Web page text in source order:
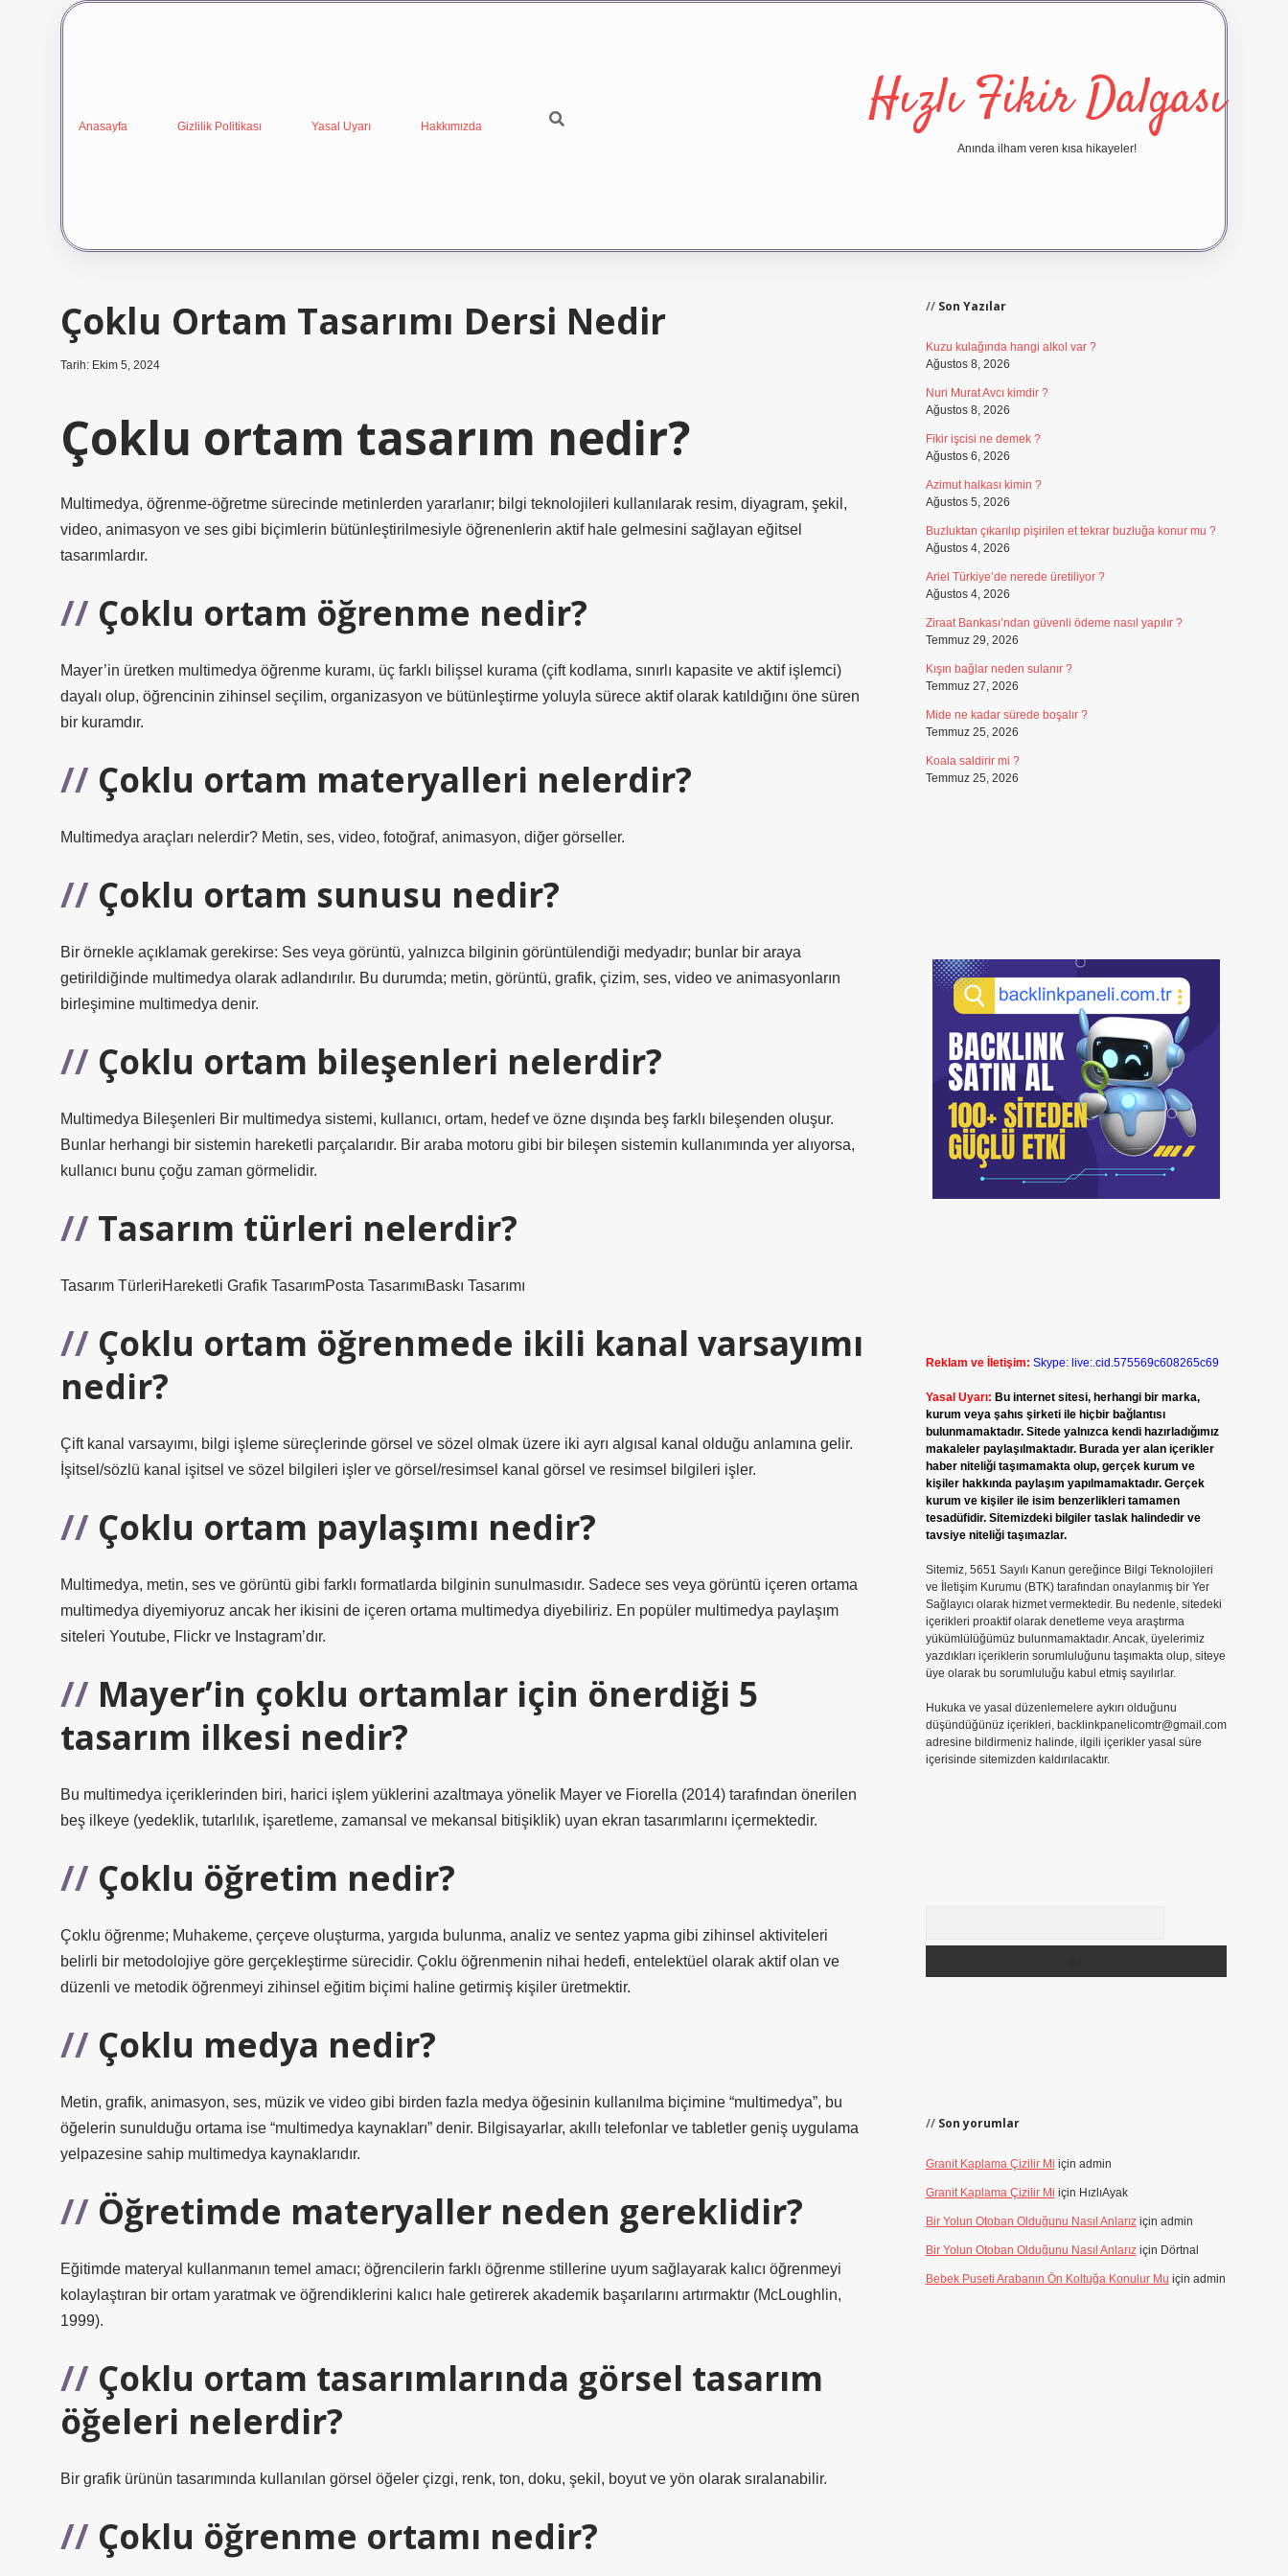
Anasayfa Gizlilik Politikası Yasal Uyarı Hakkımızda Hızlı Fikir Dalgası
Anında ilham veren kısa hikayeler!
Çoklu Ortam Tasarımı Dersi Nedir
Tarih: Ekim 5, 2024
Çoklu ortam tasarım nedir?
Multimedya, öğrenme-öğretme sürecinde metinlerden yararlanır; bilgi teknolojileri kullanılarak resim, diyagram, şekil,
video, animasyon ve ses gibi biçimlerin bütünleştirilmesiyle öğrenenlerin aktif hale gelmesini sağlayan eğitsel
tasarımlardır.
Çoklu ortam öğrenme nedir?
Mayer’in üretken multimedya öğrenme kuramı, üç farklı bilişsel kurama (çift kodlama, sınırlı kapasite ve aktif işlemci)
dayalı olup, öğrencinin zihinsel seçilim, organizasyon ve bütünleştirme yoluyla sürece aktif olarak katıldığını öne süren
bir kuramdır.
Çoklu ortam materyalleri nelerdir?
Multimedya araçları nelerdir? Metin, ses, video, fotoğraf, animasyon, diğer görseller.
Çoklu ortam sunusu nedir?
Bir örnekle açıklamak gerekirse: Ses veya görüntü, yalnızca bilginin görüntülendiği medyadır; bunlar bir araya
getirildiğinde multimedya olarak adlandırılır. Bu durumda; metin, görüntü, grafik, çizim, ses, video ve animasyonların
birleşimine multimedya denir.
Çoklu ortam bileşenleri nelerdir?
Multimedya Bileşenleri Bir multimedya sistemi, kullanıcı, ortam, hedef ve özne dışında beş farklı bileşenden oluşur.
Bunlar herhangi bir sistemin hareketli parçalarıdır. Bir araba motoru gibi bir bileşen sistemin kullanımında yer alıyorsa,
kullanıcı bunu çoğu zaman görmelidir.
Tasarım türleri nelerdir?
Tasarım TürleriHareketli Grafik TasarımPosta TasarımıBaskı Tasarımı
Çoklu ortam öğrenmede ikili kanal varsayımı
nedir?
Çift kanal varsayımı, bilgi işleme süreçlerinde görsel ve sözel olmak üzere iki ayrı algısal kanal olduğu anlamına gelir.
İşitsel/sözlü kanal işitsel ve sözel bilgileri işler ve görsel/resimsel kanal görsel ve resimsel bilgileri işler.
Çoklu ortam paylaşımı nedir?
Multimedya, metin, ses ve görüntü gibi farklı formatlarda bilginin sunulmasıdır. Sadece ses veya görüntü içeren ortama
multimedya diyemiyoruz ancak her ikisini de içeren ortama multimedya diyebiliriz. En popüler multimedya paylaşım
siteleri Youtube, Flickr ve Instagram’dır.
Mayer’in çoklu ortamlar için önerdiği 5
tasarım ilkesi nedir?
Bu multimedya içeriklerinden biri, harici işlem yüklerini azaltmaya yönelik Mayer ve Fiorella (2014) tarafından önerilen
beş ilkeye (yedeklik, tutarlılık, işaretleme, zamansal ve mekansal bitişiklik) uyan ekran tasarımlarını içermektedir.
Çoklu öğretim nedir?
Çoklu öğrenme; Muhakeme, çerçeve oluşturma, yargıda bulunma, analiz ve sentez yapma gibi zihinsel aktiviteleri
belirli bir metodolojiye göre gerçekleştirme sürecidir. Çoklu öğrenmenin nihai hedefi, entelektüel olarak aktif olan ve
düzenli ve metodik öğrenmeyi zihinsel eğitim biçimi haline getirmiş kişiler üretmektir.
Çoklu medya nedir?
Metin, grafik, animasyon, ses, müzik ve video gibi birden fazla medya öğesinin kullanılma biçimine “multimedya”, bu
öğelerin sunulduğu ortama ise “multimedya kaynakları” denir. Bilgisayarlar, akıllı telefonlar ve tabletler geniş uygulama
yelpazesine sahip multimedya kaynaklarıdır.
Öğretimde materyaller neden gereklidir?
Eğitimde materyal kullanmanın temel amacı; öğrencilerin farklı öğrenme stillerine uyum sağlayarak kalıcı öğrenmeyi
kolaylaştıran bir ortam yaratmak ve öğrendiklerini kalıcı hale getirerek akademik başarılarını artırmaktır (McLoughlin,
1999).
Çoklu ortam tasarımlarında görsel tasarım
öğeleri nelerdir?
Bir grafik ürünün tasarımında kullanılan görsel öğeler çizgi, renk, ton, doku, şekil, boyut ve yön olarak sıralanabilir.
Çoklu öğrenme ortamı nedir?
Son Yazılar
Kuzu kulağında hangi alkol var ?
Ağustos 8, 2026
Nuri Murat Avcı kimdir ?
Ağustos 8, 2026
Fikir işcisi ne demek ?
Ağustos 6, 2026
Azimut halkası kimin ?
Ağustos 5, 2026
Buzluktan çıkarılıp pişirilen et tekrar buzluğa konur mu ?
Ağustos 4, 2026
Ariel Türkiye’de nerede üretiliyor ?
Ağustos 4, 2026
Ziraat Bankası’ndan güvenli ödeme nasıl yapılır ?
Temmuz 29, 2026
Kışın bağlar neden sulanır ?
Temmuz 27, 2026
Mide ne kadar sürede boşalır ?
Temmuz 25, 2026
Koala saldirir mi ?
Temmuz 25, 2026
Reklam ve İletişim: Skype: live:.cid.575569c608265c69
Yasal Uyarı: Bu internet sitesi, herhangi bir marka,
kurum veya şahıs şirketi ile hiçbir bağlantısı
bulunmamaktadır. Sitede yalnızca kendi hazırladığımız
makaleler paylaşılmaktadır. Burada yer alan içerikler
haber niteliği taşımamakta olup, gerçek kurum ve
kişiler hakkında paylaşım yapılmamaktadır. Gerçek
kurum ve kişiler ile isim benzerlikleri tamamen
tesadüfidir. Sitemizdeki bilgiler taslak halindedir ve
tavsiye niteliği taşımazlar.
Sitemiz, 5651 Sayılı Kanun gereğince Bilgi Teknolojileri
ve İletişim Kurumu (BTK) tarafından onaylanmış bir Yer
Sağlayıcı olarak hizmet vermektedir. Bu nedenle, sitedeki
içerikleri proaktif olarak denetleme veya araştırma
yükümlülüğümüz bulunmamaktadır. Ancak, üyelerimiz
yazdıkları içeriklerin sorumluluğunu taşımakta olup, siteye
üye olarak bu sorumluluğu kabul etmiş sayılırlar.
Hukuka ve yasal düzenlemelere aykırı olduğunu
düşündüğünüz içerikleri, backlinkpanelicomtr@gmail.com
adresine bildirmeniz halinde, ilgili içerikler yasal süre
içerisinde sitemizden kaldırılacaktır.
Son yorumlar
Granit Kaplama Çizilir Mi için admin
Granit Kaplama Çizilir Mi için HızlıAyak
Bir Yolun Otoban Olduğunu Nasıl Anlarıziçin admin
Bir Yolun Otoban Olduğunu Nasıl Anlarıziçin Dörtnal
Bebek Puseti Arabanın Ön Koltuğa Konulur Mu için admin